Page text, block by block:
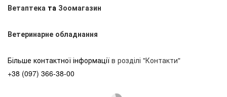
Ветаптека та Зоомагазин
Ветеринарне обладнання
Більше контактної інформації в розділі "Контакти"
+38 (097) 366-38-00